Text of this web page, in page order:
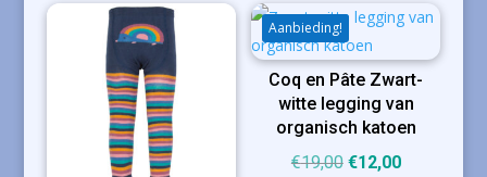
€19,00.€12,00.
Aanbieding!
Coq en Pâte Zwart-
witte legging van
organisch katoen
€19,00 Oorspronkelijke
€12,00Huidige